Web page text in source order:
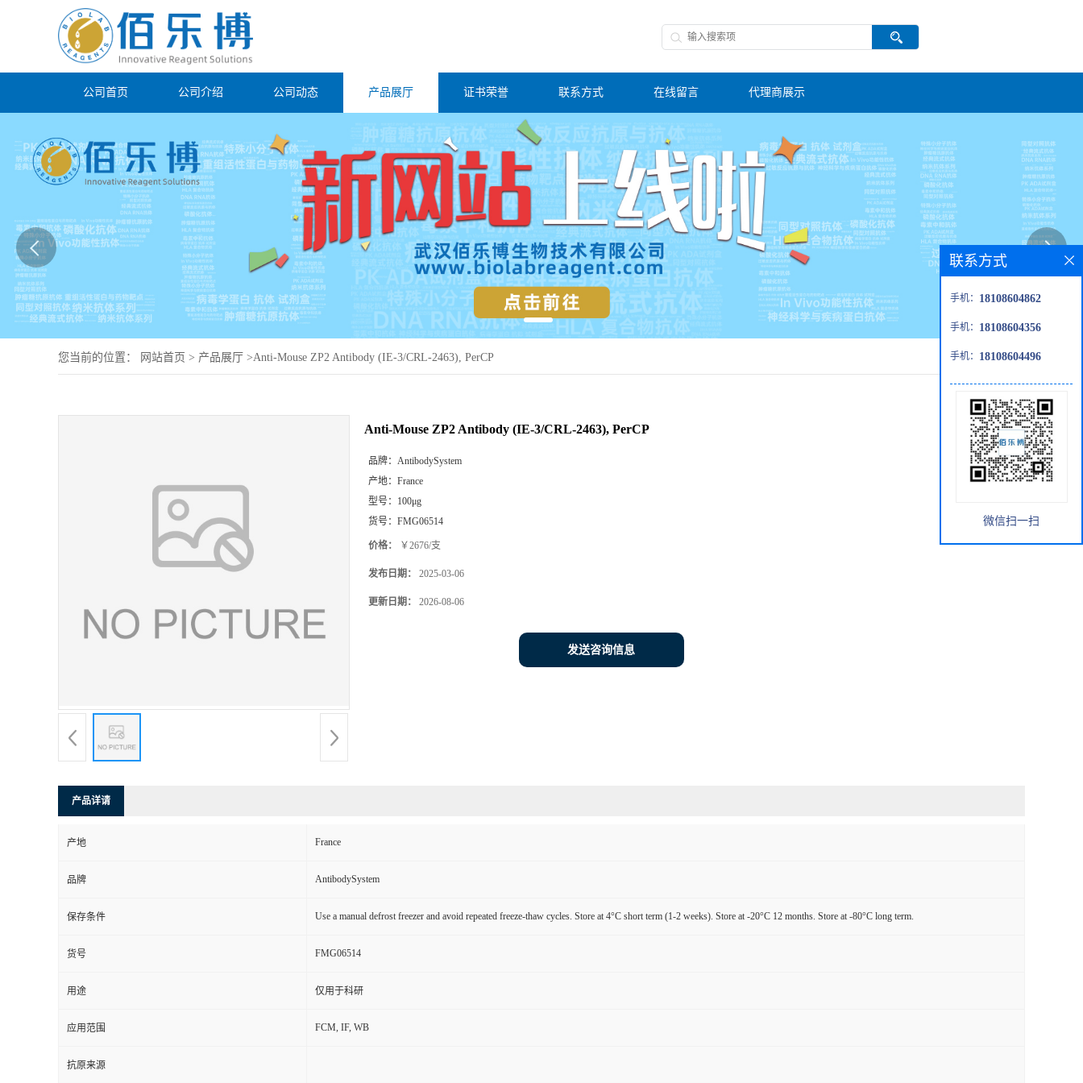
公司首页 公司介绍 公司动态 产品展厅 证书荣誉 联系方式 在线留言 代理商展示
您当前的位置： 网站首页 > 产品展厅 >Anti-Mouse ZP2 Antibody (IE-3/CRL-2463), PerCP
Anti-Mouse ZP2 Antibody (IE-3/CRL-2463), PerCP
品牌： AntibodySystem
产地： France
型号： 100μg
货号： FMG06514
价格： ￥2676/支
发布日期： 2025-03-06
更新日期： 2026-08-06
发送咨询信息
产品详请
产地 France
品牌 AntibodySystem
保存条件 Use a manual defrost freezer and avoid repeated freeze-thaw cycles. Store at 4°C short term (1-2 weeks). Store at -20°C 12 months. Store at -80°C long term.
货号 FMG06514
用途 仅用于科研
应用范围 FCM, IF, WB
抗原来源
联系方式
手机： 18108604862
手机： 18108604356
手机： 18108604496
微信扫一扫